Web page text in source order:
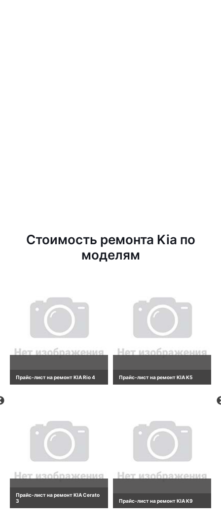
Стоимость ремонта Kia по
моделям
Прайс-лист на ремонт KIA Rio 4
Прайс-лист на ремонт KIA Cerato
3
Прайс-лист на ремонт KIA K5
Прайс-лист на ремонт KIA K9